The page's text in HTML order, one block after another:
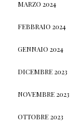
MARZO 2024
FEBBRAIO 2024
GENNAIO 2024
DICEMBRE 2023
NOVEMBRE 2023
OTTOBRE 2023